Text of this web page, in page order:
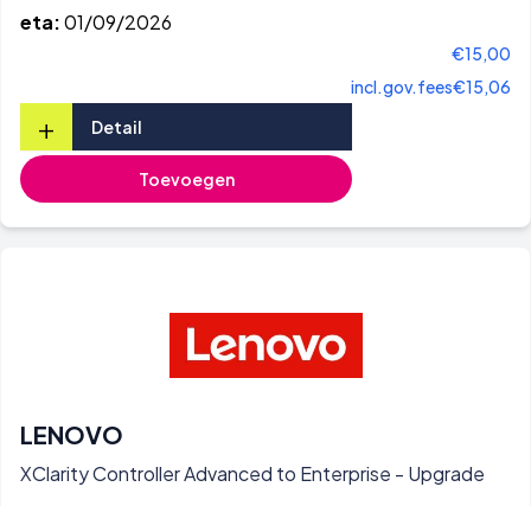
eta:01/09/2026
€15,00
incl.gov.fees€15,06
+ Detail
Toevoegen
LENOVO
XClarity Controller Advanced to Enterprise - Upgrade